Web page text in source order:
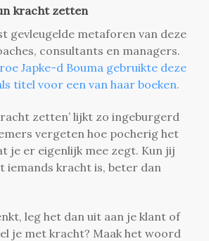
kracht zetten
gevleugelde metaforen van deze
consultants en managers.
Japke-d Bouma gebruikte deze
titel voor een van haar boeken.
zetten’ lijkt zo ingeburgerd
vergeten hoe pocherig het
je er eigenlijk mee zegt. Kun jij
iemands kracht is, beter dan
leg het dan uit aan je klant of
je met kracht? Maak het woord